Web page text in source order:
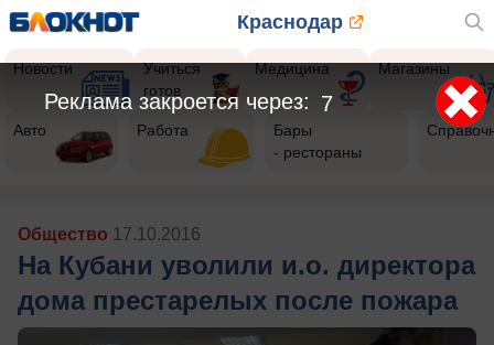
Краснодар
Новости
Учиться
готов
Медицина Магазины
Авто Работа
Бары
- рестораны
Общество 17.10.2016
На Кубани уволили и.о. директора
дома престарелых после пожара
5
Реклама закроется через: